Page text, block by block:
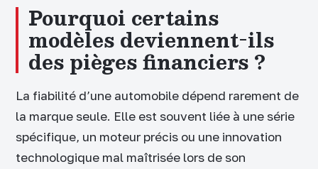
Pourquoi certains
modèles deviennent-ils
des pièges financiers ?
La fiabilité d’une automobile dépend rarement de
la marque seule. Elle est souvent liée à une série
spécifique, un moteur précis ou une innovation
technologique mal maîtrisée lors de son